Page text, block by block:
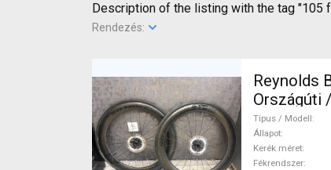
Description of the listing with the tag "105
Rendezés:
Reynolds
Országúti /
(622)
Típus / Modell
Állapot
Kerék méret
Fékrendszer